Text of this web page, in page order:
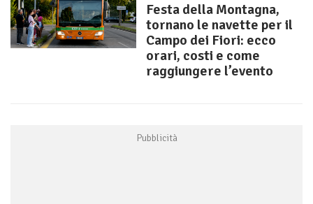
Festa della Montagna,
tornano le navette per il
Campo dei Fiori: ecco
orari, costi e come
raggiungere l’evento